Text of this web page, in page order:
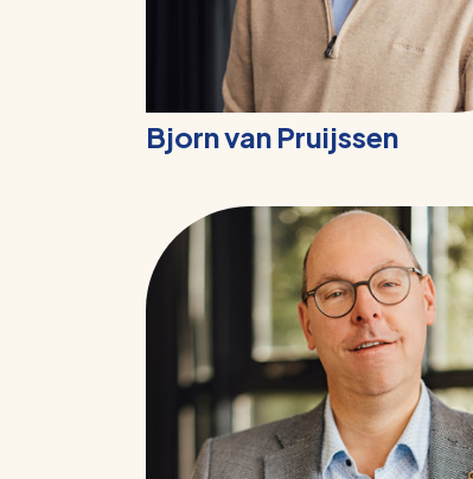
Bjorn van Pruijssen